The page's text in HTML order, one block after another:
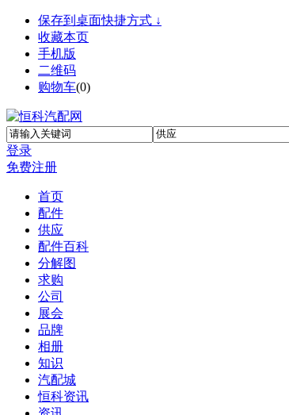
保存到桌面快捷方式 ↓
收藏本页
手机版
二维码
购物车(0)
登录
免费注册
首页
配件
供应
配件百科
分解图
求购
公司
展会
品牌
相册
知识
汽配城
恒科资讯